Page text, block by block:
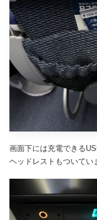
画面下には充電できる
ヘッドレストもついてい